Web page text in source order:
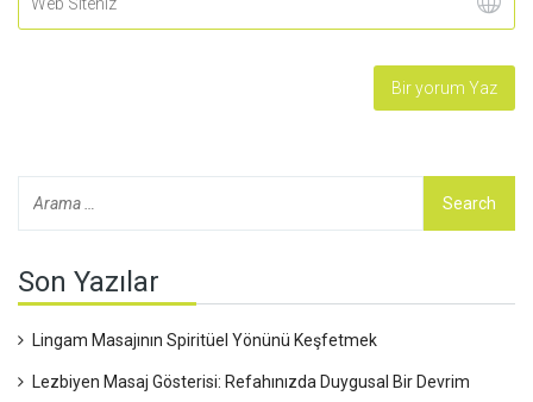
Son Yazılar
Lingam Masajının Spiritüel Yönünü Keşfetmek
Lezbiyen Masaj Gösterisi: Refahınızda Duygusal Bir Devrim